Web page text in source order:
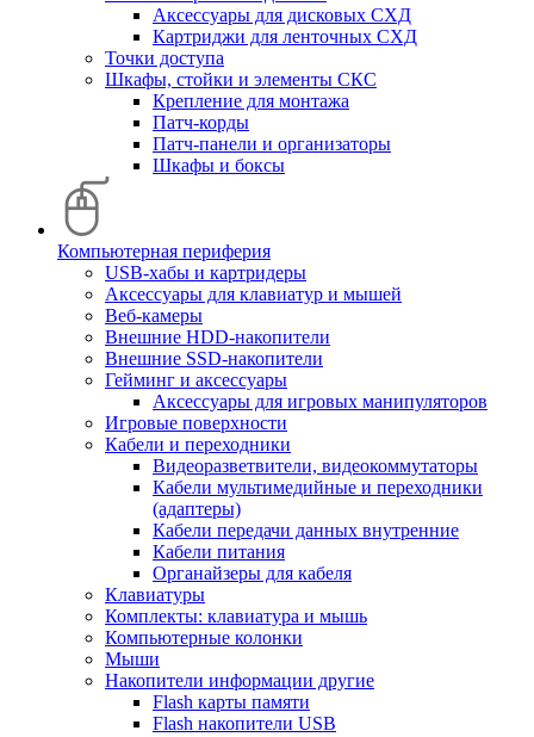
Аксессуары для дисковых СХД
Картриджи для ленточных СХД
Точки доступа
Шкафы, стойки и элементы СКС
Крепление для монтажа
Патч-корды
Патч-панели и организаторы
Шкафы и боксы
Компьютерная периферия
USB-хабы и картридеры
Аксессуары для клавиатур и мышей
Веб-камеры
Внешние HDD-накопители
Внешние SSD-накопители
Гейминг и аксессуары
Аксессуары для игровых манипуляторов
Игровые поверхности
Кабели и переходники
Видеоразветвители, видеокоммутаторы
Кабели мультимедийные и переходники
(адаптеры)
Кабели передачи данных внутренние
Кабели питания
Органайзеры для кабеля
Клавиатуры
Комплекты: клавиатура и мышь
Компьютерные колонки
Мыши
Накопители информации другие
Flash карты памяти
Flash накопители USB